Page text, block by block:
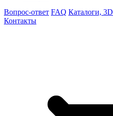
Вопрос-ответ FAQ Каталоги, 3D
Контакты